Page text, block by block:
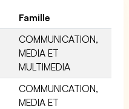
Famille
COMMUNICATION,
MEDIA ET
MULTIMEDIA
COMMUNICATION,
MEDIA ET